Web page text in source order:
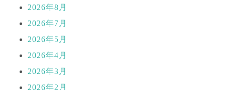
2026年8月
2026年7月
2026年5月
2026年4月
2026年3月
2026年2月